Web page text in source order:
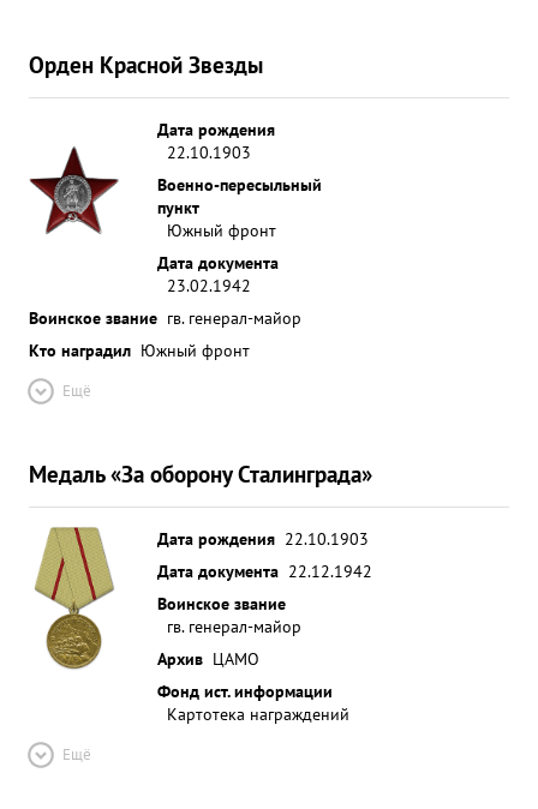
Орден Красной Звезды
Дата рождения
22.10.1903
Военно-пересыльный
пункт
Южный фронт
Дата документа
23.02.1942
Воинское звание гв. генерал-майор
Кто наградил Южный фронт
Ещё
Медаль «За оборону Сталинграда»
Дата рождения 22.10.1903
Дата документа 22.12.1942
Воинское звание
гв. генерал-майор
Архив ЦАМО
Фонд ист. информации
Картотека награждений
Ещё